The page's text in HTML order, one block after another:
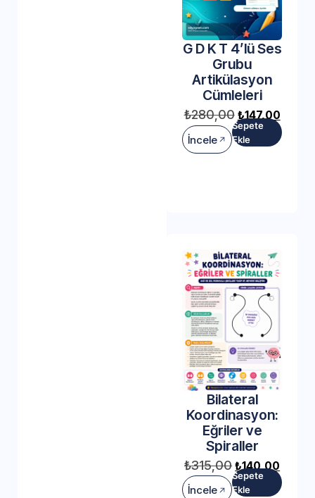
G D K T 4’lü Ses
Grubu
Artikülasyon
Cümleleri
₺280,00 ₺147,00
İncele
Sepete
Ekle
Bilateral
Koordinasyon:
Eğriler ve
Spiraller
₺315,00 ₺140,00
İncele
Sepete
Ekle